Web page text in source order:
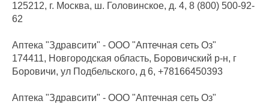
125212, г. Москва, ш. Головинское, д. 4, 8 (800) 500-92-
62
Аптека "Здравсити" - ООО "Аптечная сеть Оз"
174411, Новгородская область, Боровичский р-н, г
Боровичи, ул Подбельского, д 6, +78166450393
Аптека "Здравсити" - ООО "Аптечная сеть Оз"